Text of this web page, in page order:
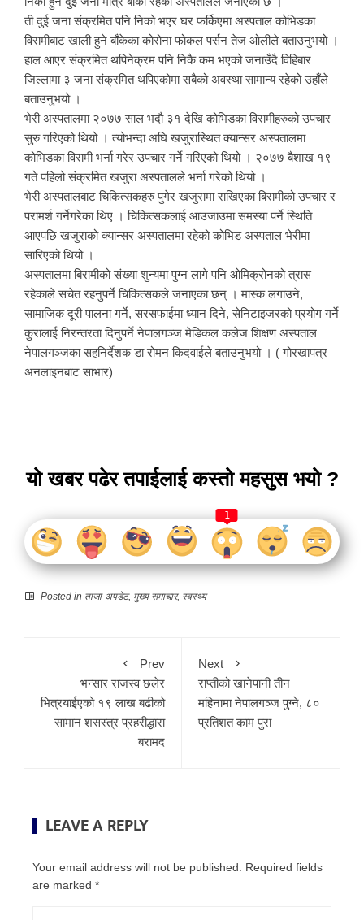
ती दुई जना संक्रमित पनि निको भएर घर फर्किएमा अस्पताल कोभिडका
विरामीबाट खाली हुने बाँकेका कोरोना फोकल पर्सन तेज ओलीले बताउनुभयो ।
हाल आएर संक्रमित थपिनेक्रम पनि निकै कम भएको जनाउँदै विहिबार
जिल्लामा ३ जना संक्रमित थपिएकोमा सबैको अवस्था सामान्य रहेको उहाँले
बताउनुभयो ।
भेरी अस्पतालमा २०७७ साल भदौ ३१ देखि कोभिडका विरामीहरुको उपचार
सुरु गरिएको थियो । त्योभन्दा अघि खजुरास्थित क्यान्सर अस्पतालमा
कोभिडका विरामी भर्ना गरेर उपचार गर्ने गरिएको थियो । २०७७ बैशाख १९
गते पहिलो संक्रमित खजुरा अस्पतालले भर्ना गरेको थियो ।
भेरी अस्पतालबाट चिकित्सकहरु पुगेर खजुरामा राखिएका बिरामीको उपचार र
परामर्श गर्नेगरेका थिए । चिकित्सकलाई आउजाउमा समस्या पर्ने स्थिति
आएपछि खजुराको क्यान्सर अस्पतालमा रहेको कोभिड अस्पताल भेरीमा
सारिएको थियो ।
अस्पतालमा बिरामीको संख्या शुन्यमा पुग्न लागे पनि ओमिक्रोनको त्रास
रहेकाले सचेत रहनुपर्ने चिकित्सकले जनाएका छन् । मास्क लगाउने,
सामाजिक दूरी पालना गर्ने, सरसफाईमा ध्यान दिने, सेनिटाइजरको प्रयोग गर्ने
कुरालाई निरन्तरता दिनुपर्ने नेपालगञ्ज मेडिकल कलेज शिक्षण अस्पताल
नेपालगञ्जका सहनिर्देशक डा रोमन किदवाईले बताउनुभयो । ( गोरखापत्र
अनलाइनबाट साभार)
यो खबर पढेर तपाईलाई कस्तो महसुस भयो ?
1
Posted in ताजा-अपडेट, मुख्य समाचार, स्वस्थ्य
Prev
भन्सार राजस्व छलेर
भित्रयाईएको १९ लाख बढीको
सामान शसस्त्र प्रहरीद्धारा
बरामद
Next
राप्तीको खानेपानी तीन
महिनामा नेपालगञ्ज पुग्ने, ८०
प्रतिशत काम पुरा
LEAVE A REPLY
Your email address will not be published. Required fields
are marked *